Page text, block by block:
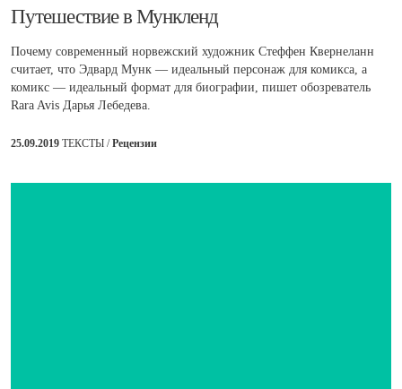
​Путешествие в Мункленд
Почему современный норвежский художник Стеффен Квернеланн
считает, что Эдвард Мунк — идеальный персонаж для комикса, а
комикс — идеальный формат для биографии, пишет обозреватель
Rara Avis Дарья Лебедева.
25.09.2019 ТЕКСТЫ /Рецензии